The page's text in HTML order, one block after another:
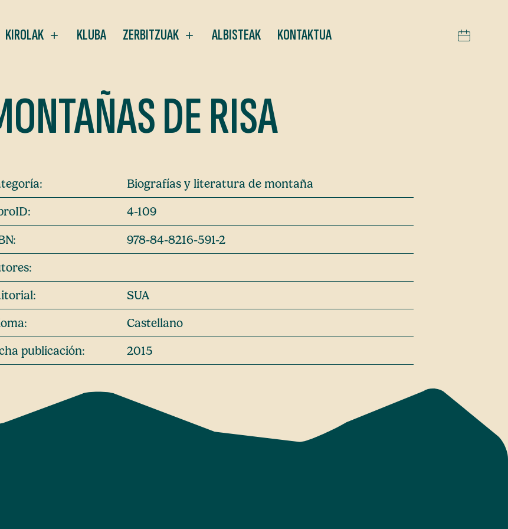
KIROLAK KLUBA ZERBITZUAK ALBISTEAK KONTAKTUA
DE RISA
Biografías y literatura de montaña
4-109
978-84-8216-591-2
SUA
Castellano
publicación:
2015